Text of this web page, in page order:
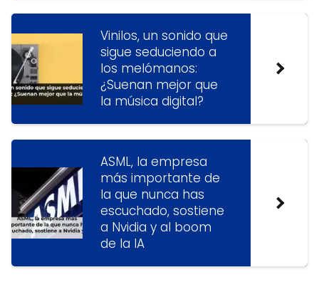
Vinilos, un sonido que
sigue seduciendo a
los melómanos:
¿Suenan mejor que
la música digital?
ASML, la empresa
más importante de
la que nunca has
escuchado, sostiene
a Nvidia y al boom
de la IA